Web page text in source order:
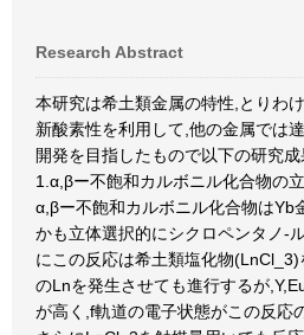
Research Abstract
本研究は希土類金属の特性,とりわ
新酸素性を利用して,他の金属では
開発を目指したもので以下の研究成
1.α,βー不飽和カルボニル化合物の
α,βー不飽和カルボニル化合物はYb
かも立体選択的にシクロペンタノ-
にこの反応は希土類塩化物
のLnを発生させても進行するが
が高く,f軌道の電子状態がこの反応